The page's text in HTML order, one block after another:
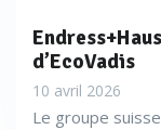
d’EcoVadis
10 avril 2026
Le groupe